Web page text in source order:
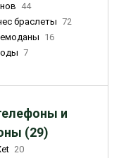
44
браслеты 72
16
7
и
(29)
20